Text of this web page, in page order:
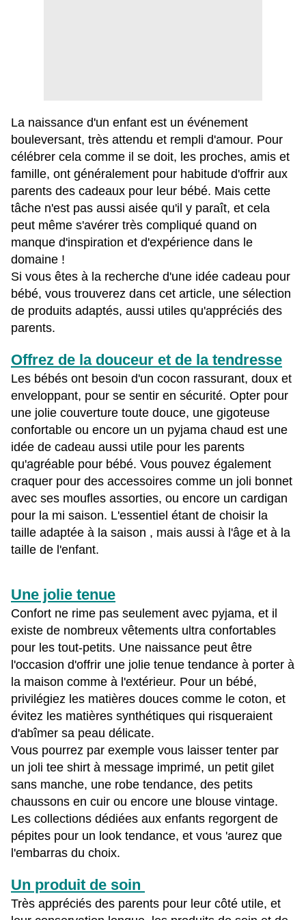
La naissance d'un enfant est un événement
bouleversant, très attendu et rempli d'amour. Pour
célébrer cela comme il se doit, les proches, amis et
famille, ont généralement pour habitude d'offrir aux
parents des cadeaux pour leur bébé. Mais cette
tâche n'est pas aussi aisée qu'il y paraît, et cela
peut même s'avérer très compliqué quand on
manque d'inspiration et d'expérience dans le
domaine !
Si vous êtes à la recherche d'une idée cadeau pour
bébé, vous trouverez dans cet article, une sélection
de produits adaptés, aussi utiles qu'appréciés des
parents.
Offrez de la douceur et de la tendresse
Les bébés ont besoin d'un cocon rassurant, doux et
enveloppant, pour se sentir en sécurité. Opter pour
une jolie couverture toute douce, une gigoteuse
confortable ou encore un un pyjama chaud est une
idée de cadeau aussi utile pour les parents
qu'agréable pour bébé. Vous pouvez également
craquer pour des accessoires comme un joli bonnet
avec ses moufles assorties, ou encore un cardigan
pour la mi saison. L'essentiel étant de choisir la
taille adaptée à la saison , mais aussi à l'âge et à la
taille de l'enfant.
Une jolie tenue
Confort ne rime pas seulement avec pyjama, et il
existe de nombreux vêtements ultra confortables
pour les tout-petits. Une naissance peut être
l'occasion d'offrir une jolie tenue tendance à porter à
la maison comme à l'extérieur. Pour un bébé,
privilégiez les matières douces comme le coton, et
évitez les matières synthétiques qui risqueraient
d'abîmer sa peau délicate.
Vous pourrez par exemple vous laisser tenter par
un joli tee shirt à message imprimé, un petit gilet
sans manche, une robe tendance, des petits
chaussons en cuir ou encore une blouse vintage.
Les collections dédiées aux enfants regorgent de
pépites pour un look tendance, et vous 'aurez que
l'embarras du choix.
Un produit de soin
Très appréciés des parents pour leur côté utile, et